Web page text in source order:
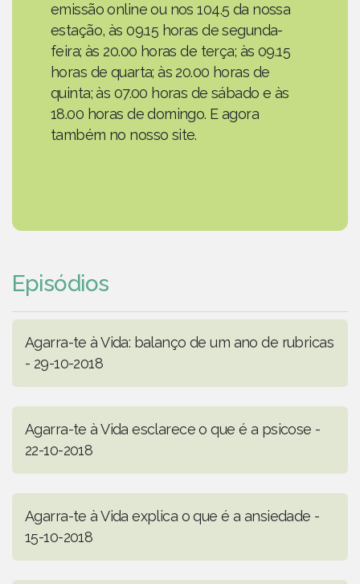
emissão online ou nos 104.5 da nossa
estação, às 09.15 horas de segunda-
feira; às 20.00 horas de terça; às 09.15
horas de quarta; às 20.00 horas de
quinta; às 07.00 horas de sábado e às
18.00 horas de domingo. E agora
também no nosso site.
Episódios
Agarra-te à Vida: balanço de um ano de rubricas
- 29-10-2018
Agarra-te à Vida esclarece o que é a psicose -
22-10-2018
Agarra-te à Vida explica o que é a ansiedade -
15-10-2018